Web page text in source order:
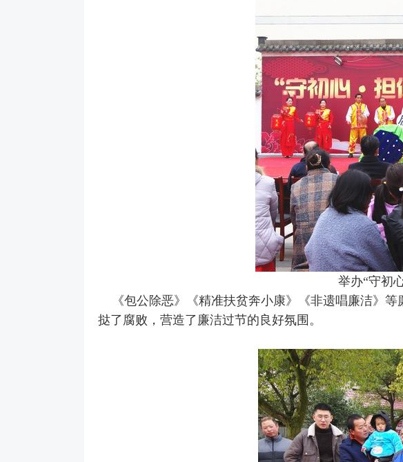
举办“守初
《包公除恶》《精准扶贫奔小康》《非遗唱廉洁》
挞了腐败，营造了廉洁过节的良好氛围。